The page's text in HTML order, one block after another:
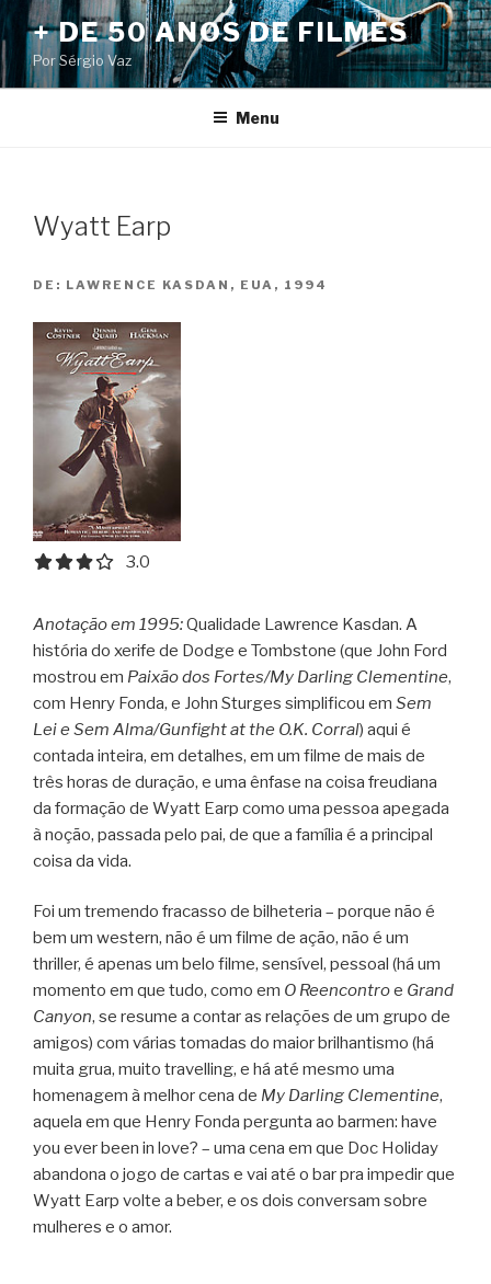
Pular
para
o
conteúdo
+ DE 50 ANOS DE FILMES
Por Sérgio Vaz
Menu
Wyatt Earp
DE: LAWRENCE KASDAN, EUA, 1994
3.0 out of 5.0 stars
3.0
Anotação em 1995:Qualidade Lawrence Kasdan. A
história do xerife de Dodge e Tombstone (que John Ford
mostrou em Paixão dos Fortes/My Darling Clementine,
com Henry Fonda, e John Sturges simplificou em Sem
Lei e Sem Alma/Gunfight at the O.K. Corral) aqui é
contada inteira, em detalhes, em um filme de mais de
três horas de duração, e uma ênfase na coisa freudiana
da formação de Wyatt Earp como uma pessoa apegada
à noção, passada pelo pai, de que a família é a principal
coisa da vida.
Foi um tremendo fracasso de bilheteria – porque não é
bem um western, não é um filme de ação, não é um
thriller, é apenas um belo filme, sensível, pessoal (há um
momento em que tudo, como em O Reencontroe Grand
Canyon, se resume a contar as relações de um grupo de
amigos) com várias tomadas do maior brilhantismo (há
muita grua, muito travelling, e há até mesmo uma
homenagem à melhor cena de My Darling Clementine,
aquela em que Henry Fonda pergunta ao barmen: have
you ever been in love? – uma cena em que Doc Holiday
abandona o jogo de cartas e vai até o bar pra impedir que
Wyatt Earp volte a beber, e os dois conversam sobre
mulheres e o amor.